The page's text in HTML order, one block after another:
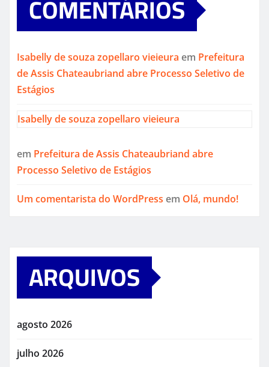
COMENTÁRIOS
Isabelly de souza zopellaro vieieura em Prefeitura
de Assis Chateaubriand abre Processo Seletivo de
Estágios
Isabelly de souza zopellaro vieieura
em Prefeitura de Assis Chateaubriand abre
Processo Seletivo de Estágios
Um comentarista do WordPress em Olá, mundo!
ARQUIVOS
agosto 2026
julho 2026